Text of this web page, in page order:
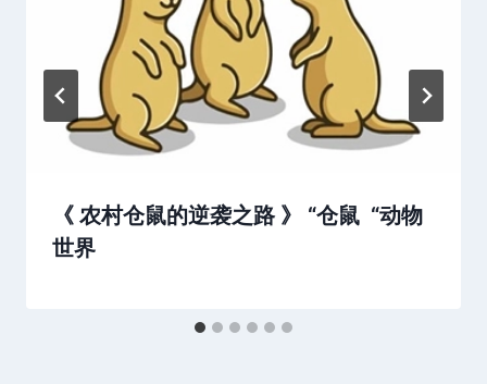
《 农村仓鼠的逆袭之路 》 “仓鼠 “动物
世界